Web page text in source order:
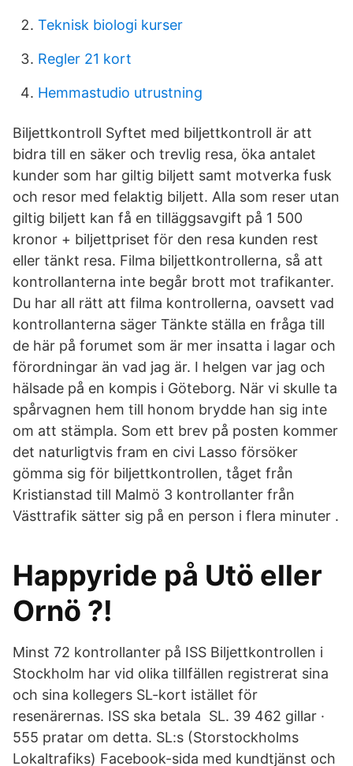
Teknisk biologi kurser
Regler 21 kort
Hemmastudio utrustning
Biljettkontroll Syftet med biljettkontroll är att
bidra till en säker och trevlig resa, öka antalet
kunder som har giltig biljett samt motverka fusk
och resor med felaktig biljett. Alla som reser utan
giltig biljett kan få en tilläggsavgift på 1 500
kronor + biljettpriset för den resa kunden rest
eller tänkt resa. Filma biljettkontrollerna, så att
kontrollanterna inte begår brott mot trafikanter.
Du har all rätt att filma kontrollerna, oavsett vad
kontrollanterna säger Tänkte ställa en fråga till
de här på forumet som är mer insatta i lagar och
förordningar än vad jag är. I helgen var jag och
hälsade på en kompis i Göteborg. När vi skulle ta
spårvagnen hem till honom brydde han sig inte
om att stämpla. Som ett brev på posten kommer
det naturligtvis fram en civi Lasso försöker
gömma sig för biljettkontrollen, tåget från
Kristianstad till Malmö 3 kontrollanter från
Västtrafik sätter sig på en person i flera minuter .
Happyride på Utö eller
Ornö ?!
Minst 72 kontrollanter på ISS Biljettkontrollen i
Stockholm har vid olika tillfällen registrerat sina
och sina kollegers SL-kort istället för
resenärernas. ISS ska betala SL. 39 462 gillar ·
555 pratar om detta. SL:s (Storstockholms
Lokaltrafiks) Facebook-sida med kundtjänst och